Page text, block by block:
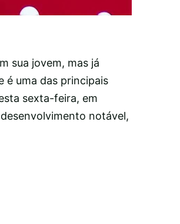
sua jovem, mas já
é uma das principais
sexta-feira, em
notável,